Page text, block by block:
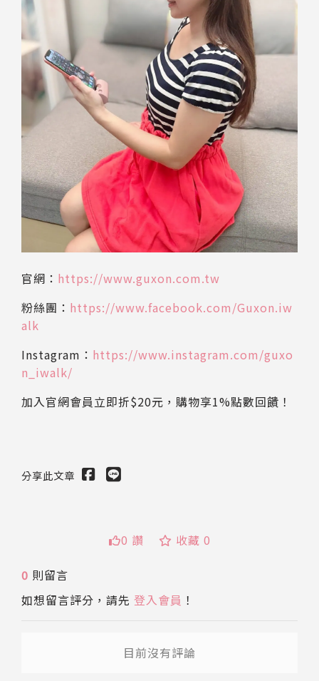
官網： https://www.guxon.com.tw
粉絲團： https://www.facebook.com/Guxon.iw
alk
Instagram： https://www.instagram.com/guxo
n_iwalk/
加入官網會員立即折$20元，購物享1%點數回饋！
分享此文章
0 讚 收藏 0
0 則留言
如想留言評分，請先 登入會員 ！
目前沒有評論